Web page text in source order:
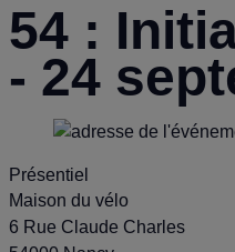
54 :
- 24
Présentiel
Maison du vélo
6 Rue Claude Charles